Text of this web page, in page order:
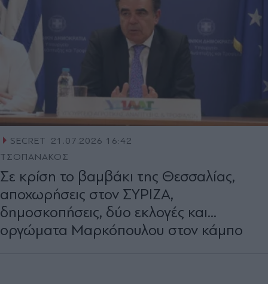
SECRET
21.07.2026 16:42
ΤΣΟΠΑΝΑΚΟΣ
Σε κρίση το βαμβάκι της Θεσσαλίας,
αποχωρήσεις στον ΣΥΡΙΖΑ,
δημοσκοπήσεις, δύο εκλογές και...
οργώματα Μαρκόπουλου στον κάμπο